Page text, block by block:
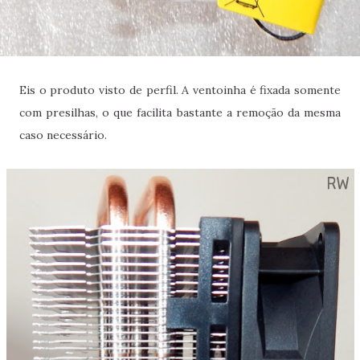
Eis o produto visto de perfil. A ventoinha é fixada somente
com presilhas, o que facilita bastante a remoção da mesma
caso necessário.